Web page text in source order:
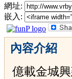
網址:
嵌入:
內容介紹
億載金城